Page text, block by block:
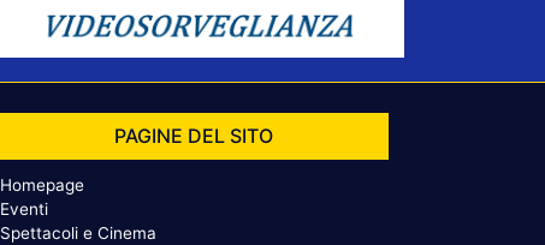
PAGINE DEL SITO
Homepage
Eventi
Spettacoli e Cinema